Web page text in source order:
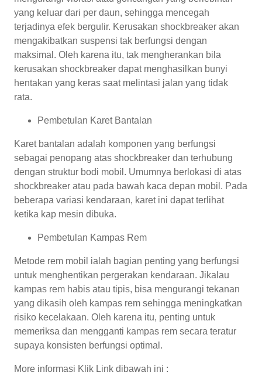
yang keluar dari per daun, sehingga mencegah
terjadinya efek bergulir. Kerusakan shockbreaker akan
mengakibatkan suspensi tak berfungsi dengan
maksimal. Oleh karena itu, tak mengherankan bila
kerusakan shockbreaker dapat menghasilkan bunyi
hentakan yang keras saat melintasi jalan yang tidak
rata.
Pembetulan Karet Bantalan
Karet bantalan adalah komponen yang berfungsi
sebagai penopang atas shockbreaker dan terhubung
dengan struktur bodi mobil. Umumnya berlokasi di atas
shockbreaker atau pada bawah kaca depan mobil. Pada
beberapa variasi kendaraan, karet ini dapat terlihat
ketika kap mesin dibuka.
Pembetulan Kampas Rem
Metode rem mobil ialah bagian penting yang berfungsi
untuk menghentikan pergerakan kendaraan. Jikalau
kampas rem habis atau tipis, bisa mengurangi tekanan
yang dikasih oleh kampas rem sehingga meningkatkan
risiko kecelakaan. Oleh karena itu, penting untuk
memeriksa dan mengganti kampas rem secara teratur
supaya konsisten berfungsi optimal.
More informasi Klik Link dibawah ini :